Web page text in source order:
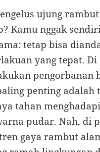
ujung
Kamu nggak
tetap bisa
yang tepat. Di
pengorbanan
penting adalah
tahan
pudar. Nah, di
gaya rambut